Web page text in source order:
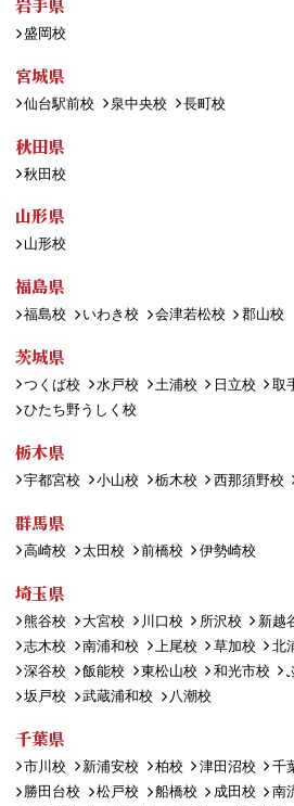
岩手県
盛岡校
宮城県
仙台駅前校 泉中央校 長町校
秋田県
秋田校
山形県
山形校
福島県
福島校 いわき校 会津若松校 郡山校
茨城県
つくば校 水戸校 土浦校 日立校 取
ひたち野うしく校
栃木県
宇都宮校 小山校 栃木校 西那須野校
群馬県
高崎校 太田校 前橋校 伊勢崎校
埼玉県
熊谷校 大宮校 川口校 所沢校 新越
志木校
南浦和校 上尾校 草加校 北
深谷校
飯能校 東松山校 和光市校
坂戸校
武蔵浦和校 八潮校
千葉県
市川校 新浦安校 柏校 津田沼校 千
勝田台校
松戸校 船橋校 成田校 南